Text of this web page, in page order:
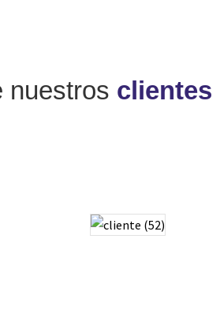
nuestros clientes